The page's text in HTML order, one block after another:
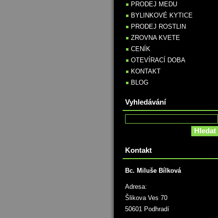
PRODEJ MEDU
BYLINKOVÉ KYTICE
PRODEJ ROSTLIN
ZROVNA KVETE
CENÍK
OTEVÍRACÍ DOBA
KONTAKT
BLOG
Vyhledávání
Kontakt
Bc. Miluše Bílková
Adresa:
Šlikova Ves 70
50601 Podhradí